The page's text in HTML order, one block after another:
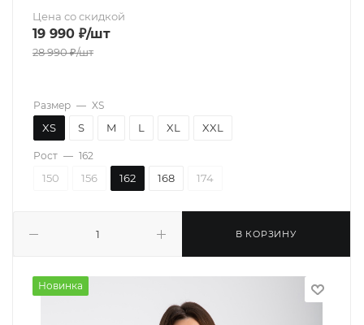
Цена со скидкой
19 990 ₽/шт
28 990₽/шт
В КОРЗИНУ
Размер — XS
XS S M L XL XXL
Рост — 162
150 156 162 168 174
Новинка